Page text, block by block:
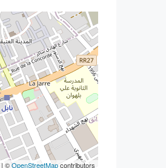
| ©OpenStreetMapcontributors